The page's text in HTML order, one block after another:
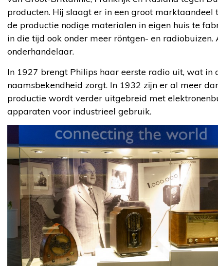
producten. Hij slaagt er in een groot marktaandeel
de productie nodige materialen in eigen huis te
in die tijd ook onder meer röntgen- en radiobuizen.
onderhandelaar.
In 1927 brengt Philips haar eerste radio uit, wat in
naamsbekendheid zorgt. In 1932 zijn er al meer
productie wordt verder uitgebreid met
apparaten voor industrieel gebruik.